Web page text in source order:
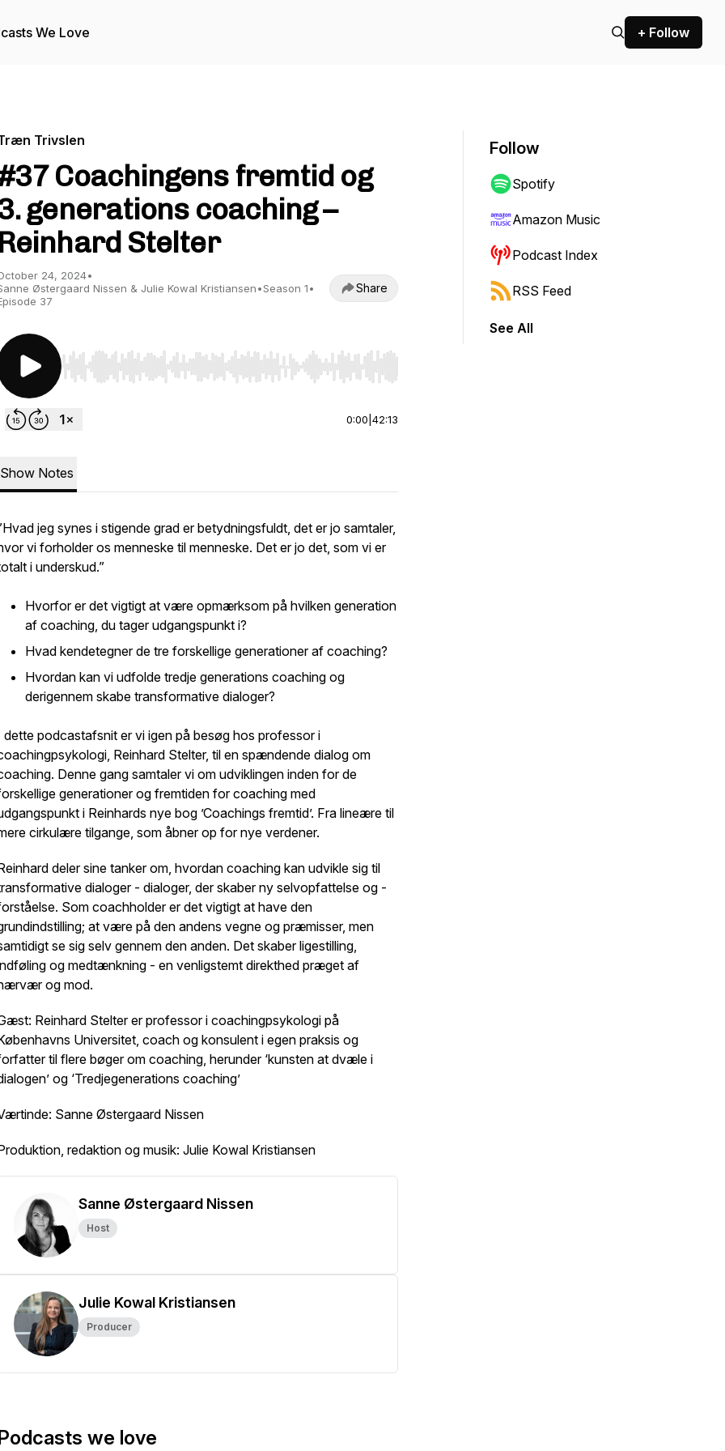
We Love + Follow
Trivslen
Coachingens fremtid og
generations coaching –
Reinhard Stelter
24, 2024•
Østergaard Nissen & Julie Kowal Kristiansen•Season 1•
37
Share
Use Left/Right to seek, Home/End to jump to start or end. Hold shift to jump forward or backward.
0:00 42:13
Show Notes
jeg synes i stigende grad er betydningsfuldt, det er jo samtaler,
vi forholder os menneske til menneske. Det er jo det, som vi er
i underskud.”
Hvorfor er det vigtigt at være opmærksom på hvilken generation
af coaching, du tager udgangspunkt i?
Hvad kendetegner de tre forskellige generationer af coaching?
Hvordan kan vi udfolde tredje generations coaching og
derigennem skabe transformative dialoger?
dette podcastafsnit er vi igen på besøg hos professor i
Reinhard Stelter, til en spændende dialog om
Denne gang samtaler vi om udviklingen inden for de
generationer og fremtiden for coaching med
i Reinhards nye bog ’Coachings fremtid’. Fra lineære til
cirkulære tilgange, som åbner op for nye verdener.
deler sine tanker om, hvordan coaching kan udvikle sig til
dialoger - dialoger, der skaber ny selvopfattelse og -
Som coachholder er det vigtigt at have den
at være på den andens vegne og præmisser, men
se sig selv gennem den anden. Det skaber ligestilling,
og medtænkning - en venligstemt direkthed præget af
og mod.
Reinhard Stelter er professor i coachingpsykologi på
Universitet, coach og konsulent i egen praksis og
til flere bøger om coaching, herunder ‘kunsten at dvæle i
og ‘Tredjegenerations coaching’
Sanne Østergaard Nissen
redaktion og musik: Julie Kowal Kristiansen
Sanne Østergaard Nissen
Host
Julie Kowal Kristiansen
Producer
we love
Follow
Spotify
Amazon Music
Podcast Index
RSS Feed
See All